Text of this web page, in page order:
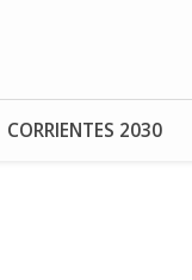
CORRIENTES 2030